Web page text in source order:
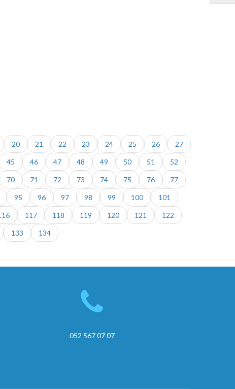
20 21 22 23 24 25 26 27
45 46 47 48 49 50 51 52
70 71 72 73 74 75 76 77
95 96 97 98 99 100 101
117 118 119 120 121 122
133 134
052 567 07 07